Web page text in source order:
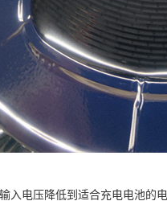
入电压降低到适合充电电池